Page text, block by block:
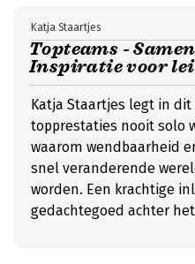
Topteams -
Inspiratie voor
Katja Staartjes
Katja Staartjes legt in
topprestaties nooit solo
waarom wendbaarheid
snel veranderende
worden. Een krachtige
gedachtegoed achter